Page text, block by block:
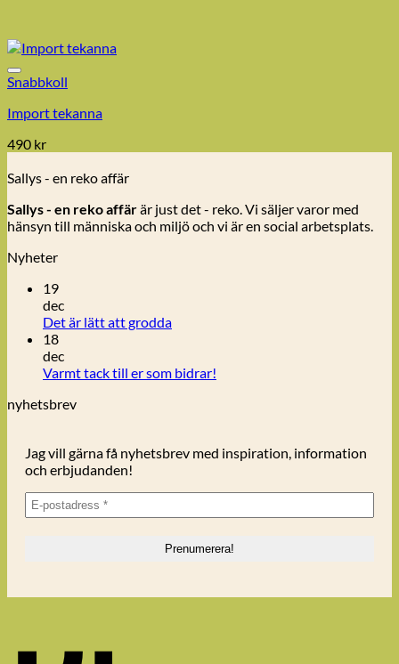
Snabbkoll
Import tekanna
490 kr
Sallys - en reko affär
Sallys - en reko affärär just det - reko. Vi säljer varor med
hänsyn till människa och miljö och vi är en social arbetsplats.
Nyheter
19
dec
Det är lätt att groddaInga
Det
18
dec
Varmt tack till er som bidrar!
till
som
nyhetsbrev
Jag vill gärna få nyhetsbrev med inspiration, information
och erbjudanden!